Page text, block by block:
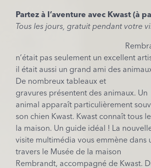
Partez à l’aventure avec Kwast (à
Tous les jours, gratuit pendant votre
n’était pas seulement un excellent
il était aussi un grand ami des
De nombreux tableaux et
gravures présentent des animaux. Un
animal apparaît particulièrement
son chien Kwast. Kwast connaît tous
la maison. Un guide idéal
! La
visite multimédia vous emmène dans
travers le Musée de la maison
Rembrandt, accompagné de Kwast.